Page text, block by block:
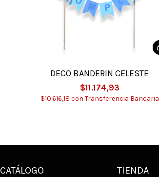
DECO BANDERIN CELESTE
$11.174,93
$10.616,18 con Transferencia Bancaria
CATÁLOGO TIENDA